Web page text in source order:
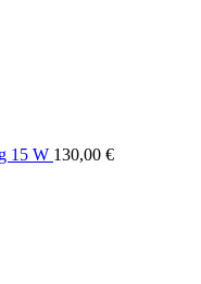
15 W 130,00 €